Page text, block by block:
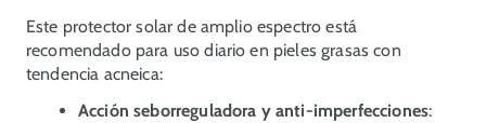
Este protector solar de amplio espectro está
recomendado para uso diario en pieles grasas con
tendencia acneica:
Acción seborreguladora y anti-imperfecciones: